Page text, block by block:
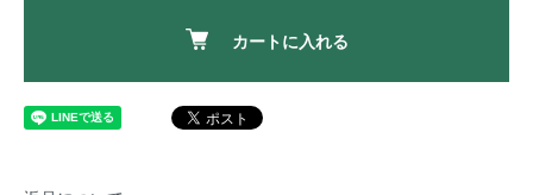
カートに入れる